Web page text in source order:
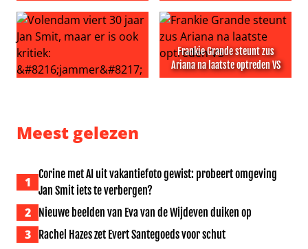
Festivalbezoeker overleden bij Antilliaanse Feesten in
Nick Schilder feliciteert Jan
Frankie Grande steunt zus
Ariana na laatste optreden VS
Meest gelezen
1
Corine met AI uit vakantiefoto gewist: probeert omgeving
Jan Smit iets te verbergen?
2 Nieuwe beelden van Eva van de Wijdeven duiken op
3 Rachel Hazes zet Evert Santegoeds voor schut